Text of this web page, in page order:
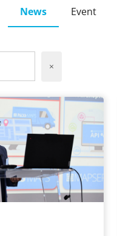
News Event
×